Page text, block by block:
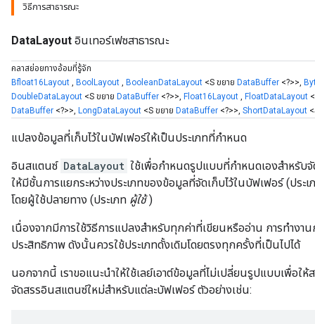
วิธีการสาธารณะ
DataLayout อินเทอร์เฟซสาธารณะ
คลาสย่อยทางอ้อมที่รู้จัก
Bfloat16Layout , BoolLayout , BooleanDataLayout <S ขยาย DataBuffer <?>>,
DoubleDataLayout <S ขยาย DataBuffer <?>>, Float16Layout , FloatDataLayout
DataBuffer <?>>, LongDataLayout <S ขยาย DataBuffer <?>>, ShortDataLayout
แปลงข้อมูลที่เก็บไว้ในบัฟเฟอร์ให้เป็นประเภทที่กำหนด
อินสแตนซ์ DataLayout ใช้เพื่อกำหนดรูปแบบที่กำหนดเองสำหรับ
ให้มีชั้นการแยกระหว่างประเภทของข้อมูลที่จัดเก็บไว้ในบัฟเฟอร์ (ประ
โดยผู้ใช้ปลายทาง (ประเภท ผู้ใช้)
เนื่องจากมีการใช้วิธีการแปลงสำหรับทุกค่าที่เขียนหรืออ่าน การทำงา
ประสิทธิภาพ ดังนั้นควรใช้ประเภทดั้งเดิมโดยตรงทุกครั้งที่เป็นไปได้
นอกจากนี้ เราขอแนะนำให้ใช้เลย์เอาต์ข้อมูลที่ไม่เปลี่ยนรูปแบบเพื่อให้
จัดสรรอินสแตนซ์ใหม่สำหรับแต่ละบัฟเฟอร์ ตัวอย่างเช่น: